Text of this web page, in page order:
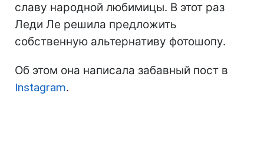
славу народной любимицы. В этот раз
Леди Ле решила предложить
собственную альтернативу фотошопу.
Об этом она написала забавный пост в
Instagram.